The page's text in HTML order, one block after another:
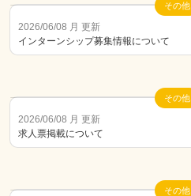
その他
2026/06/08 月 更新
インターンシップ募集情報について
その他
2026/06/08 月 更新
求人票掲載について
その他